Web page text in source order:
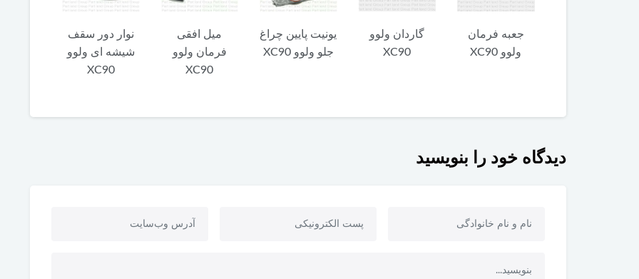
گاردان ولوو
XC90
یونیت پایین چراغ
جلو ولوو XC90
میل افقی
فرمان ولوو
نوار دور سقف
شیشه ای ولوو
XC90
نویگیشن ولوو
XC90
دیدگاه خود را بنویسید